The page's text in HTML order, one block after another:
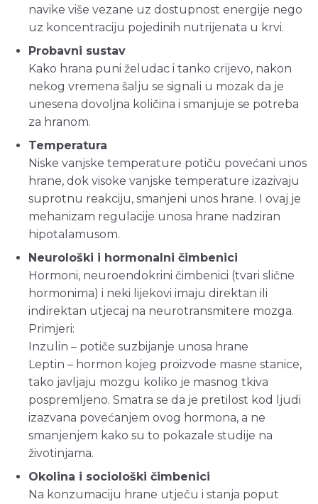
navike više vezane uz dostupnost energije nego
uz koncentraciju pojedinih nutrijenata u krvi.
Probavni sustav
Kako hrana puni želudac i tanko crijevo, nakon
nekog vremena šalju se signali u mozak da je
unesena dovoljna količina i smanjuje se potreba
za hranom.
Temperatura
Niske vanjske temperature potiču povećani unos
hrane, dok visoke vanjske temperature izazivaju
suprotnu reakciju, smanjeni unos hrane. I ovaj je
mehanizam regulacije unosa hrane nadziran
hipotalamusom.
Neurološki i hormonalni čimbenici
Hormoni, neuroendokrini čimbenici (tvari slične
hormonima) i neki lijekovi imaju direktan ili
indirektan utjecaj na neurotransmitere mozga.
Primjeri:
Inzulin – potiče suzbijanje unosa hrane
Leptin – hormon kojeg proizvode masne stanice,
tako javljaju mozgu koliko je masnog tkiva
pospremljeno. Smatra se da je pretilost kod ljudi
izazvana povećanjem ovog hormona, a ne
smanjenjem kako su to pokazale studije na
životinjama.
Okolina i sociološki čimbenici
Na konzumaciju hrane utječu i stanja poput